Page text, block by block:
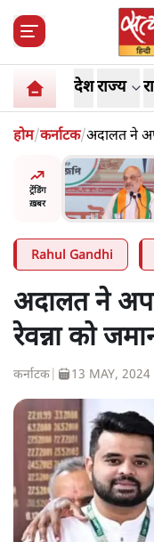
देशराज्य
होम/कर्नाटक/अदालत ने
पर शर्त भी
ट्रेंडिंग
ख़बर
5 नहीं,
Rahul Gandhi
अदालत ने
रेवन्ना को
कर्नाटक 13 MAY, 2024